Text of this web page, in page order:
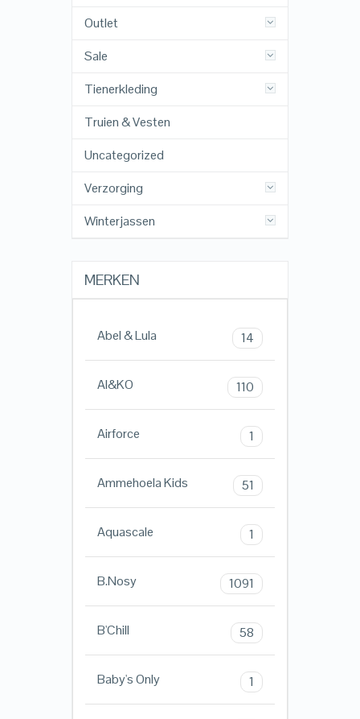
Outlet
Sale
Tienerkleding
Truien & Vesten
Uncategorized
Verzorging
Winterjassen
MERKEN
Abel & Lula 14
AI&KO 110
Airforce 1
Ammehoela Kids 51
Aquascale 1
B.Nosy 1091
B'Chill 58
Baby's Only 1